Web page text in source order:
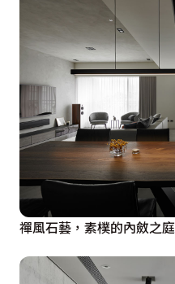
禪風石藝，素樸的內斂之庭